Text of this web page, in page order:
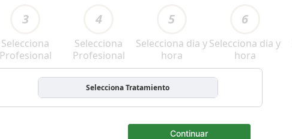
3
Selecciona
Profesional
4
Selecciona
Profesional
5
Selecciona dia y
hora
6
Selecciona dia y
hora
Selecciona Tratamiento
Continuar